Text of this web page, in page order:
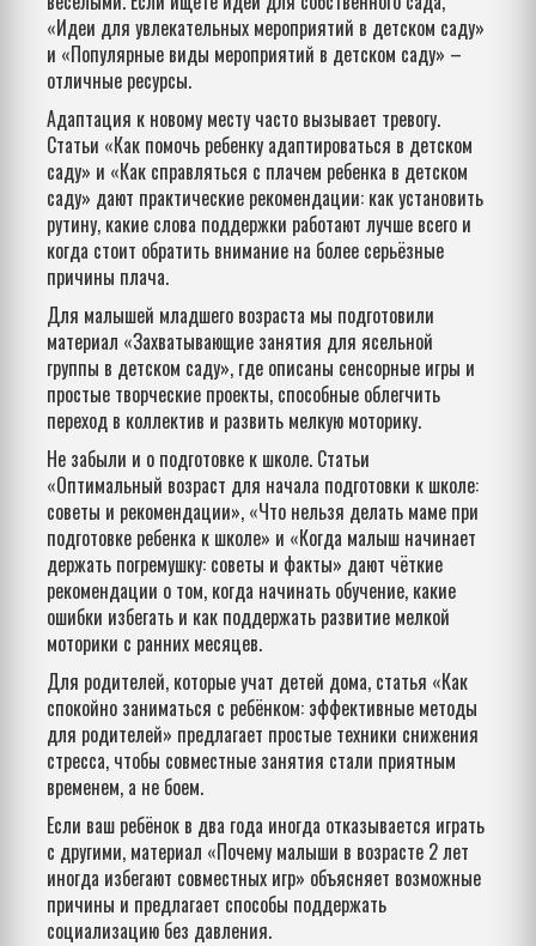
«Идеи для увлекательных мероприятий в детском саду»
и «Популярные виды мероприятий в детском саду» –
отличные ресурсы.
Адаптация к новому месту часто вызывает тревогу.
Статьи «Как помочь ребенку адаптироваться в детском
саду» и «Как справляться с плачем ребенка в детском
саду» дают практические рекомендации: как установить
рутину, какие слова поддержки работают лучше всего и
когда стоит обратить внимание на более серьёзные
причины плача.
Для малышей младшего возраста мы подготовили
материал «Захватывающие занятия для ясельной
группы в детском саду», где описаны сенсорные игры и
простые творческие проекты, способные облегчить
переход в коллектив и развить мелкую моторику.
Не забыли и о подготовке к школе. Статьи
«Оптимальный возраст для начала подготовки к школе:
советы и рекомендации», «Что нельзя делать маме при
подготовке ребенка к школе» и «Когда малыш начинает
держать погремушку: советы и факты» дают чёткие
рекомендации о том, когда начинать обучение, какие
ошибки избегать и как поддержать развитие мелкой
моторики с ранних месяцев.
Для родителей, которые учат детей дома, статья «Как
спокойно заниматься с ребёнком: эффективные методы
для родителей» предлагает простые техники снижения
стресса, чтобы совместные занятия стали приятным
временем, а не боем.
Если ваш ребёнок в два года иногда отказывается играть
с другими, материал «Почему малыши в возрасте 2 лет
иногда избегают совместных игр» объясняет возможные
причины и предлагает способы поддержать
социализацию без давления.